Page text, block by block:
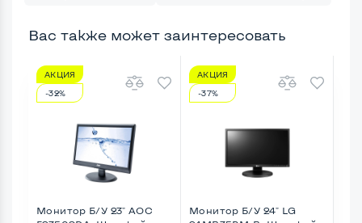
Вас также может заинтересовать
АКЦИЯ
-32%
Монитор Б/У 23" AOC
АКЦИЯ
-37%
Монитор Б/У 24" LG